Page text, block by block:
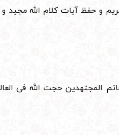
و حفظ آیات کلام الله
المجتهدین حجت الله فی